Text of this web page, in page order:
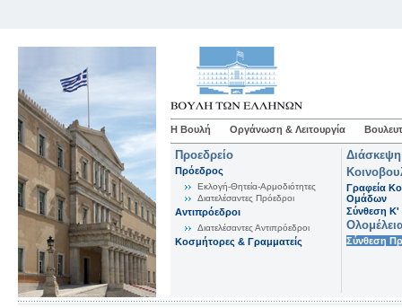
Η Βουλή Οργάνωση & Λειτουργία
Προεδρείο
Πρόεδρος
Εκλογή-Θητεία-Αρμοδιότητες
Διατελέσαντες Πρόεδροι
Αντιπρόεδροι
Διατελέσαντες Αντιπρόεδροι
Κοσμήτορες & Γραμματείς
Γραφεία
Ομάδων
Σύνθεση K'
Σύνθεση